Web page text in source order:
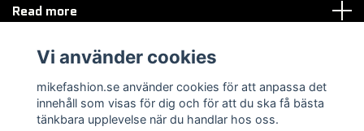
Read more
Sociala medier
Vi använder cookies
mikefashion.se använder cookies för att anpassa det
innehåll som visas för dig och för att du ska få bästa
tänkbara upplevelse när du handlar hos oss.